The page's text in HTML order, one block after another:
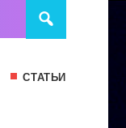
СТАТЬИ